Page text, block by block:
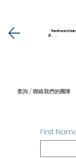
「Pantheon
豪。」
查詢 / 聯絡我們的團隊
First